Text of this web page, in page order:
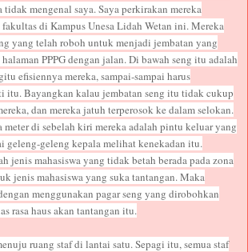
tidak mengenal saya. Saya perkirakan mereka
fakultas di Kampus Unesa Lidah Wetan ini. Mereka
yang telah roboh untuk menjadi jembatan yang
PPPG dengan jalan. Di bawah seng itu adalah
efisiennya mereka, sampai-sampai harus
itu. Bayangkan kalau jembatan seng itu tidak cukup
dan mereka jatuh terperosok ke dalam selokan.
meter di sebelah kiri mereka adalah pintu keluar yang
geleng-geleng kepala melihat kenekadan itu.
jenis mahasiswa yang tidak betah berada pada zona
jenis mahasiswa yang suka tantangan. Maka
menggunakan pagar seng yang dirobohkan
rasa haus akan tantangan itu.
ruang staf di lantai satu. Sepagi itu, semua staf